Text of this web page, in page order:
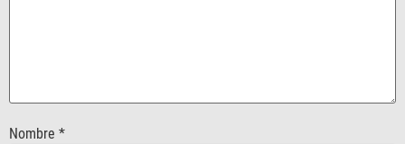
Nombre *